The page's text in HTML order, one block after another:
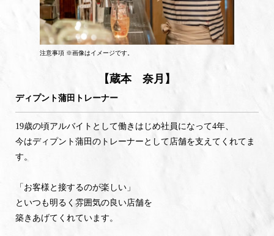
注意事項 ※画像はイメージです。
【蔵本 奈月】
ディプント蒲田トレーナー
19歳の頃アルバイトとして働きはじめ社員になって4年、
今はディプント蒲田のトレーナーとして店舗を支えてくれてま
す。
「お客様と接するのが楽しい」
といつも明るく雰囲気の良い店舗を
築きあげてくれています。